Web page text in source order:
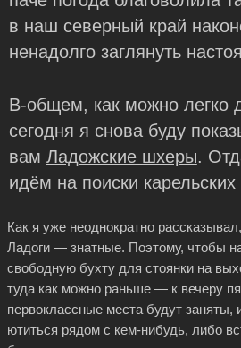
в наш северный край
ненадолго заглянуть
В-общем, как можно легко
сегодня я снова буду
вам Ладожские шхеры.
идём на поиски карельских
Как я уже неоднократно
Ладоги — знатные. Поэтому, чтобы
свободную бухту для стоянки на
туда как можно раньше — к вечеру
первоклассные места будут заняты,
ютиться рядом с кем-нибудь, либо